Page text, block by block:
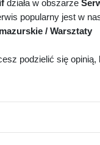
działa w obszarze
popularny jest w
/ Warsztaty
podzielić się opinią,